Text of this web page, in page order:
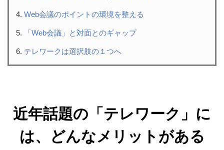
Web会議のポイントの環境を整える
「Web会議」と対面とのギャップ
テレワークは選択肢の１つへ
近年話題の「テレワーク」に
は、どんなメリットがある